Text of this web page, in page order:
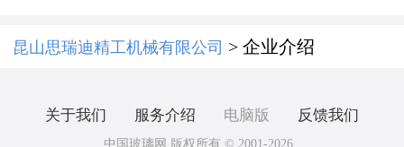
昆山思瑞迪精工机械有限公司 > 企业介绍
关于我们 服务介绍 电脑版 反馈我们
中国玻璃网 版权所有 © 2001-2026